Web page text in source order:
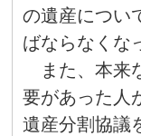
の遺産につい
ばならなくな
また、本来
要があった人
遺産分割協議